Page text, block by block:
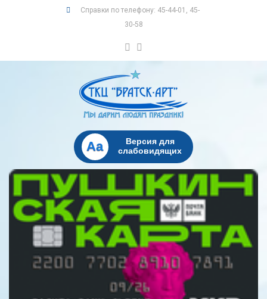
Справки по телефону: 45-44-01, 45-
30-58
Aa
Версия для
слабовидящих